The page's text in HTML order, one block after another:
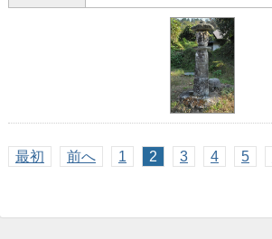
最初 前へ 1 2 3 4 5